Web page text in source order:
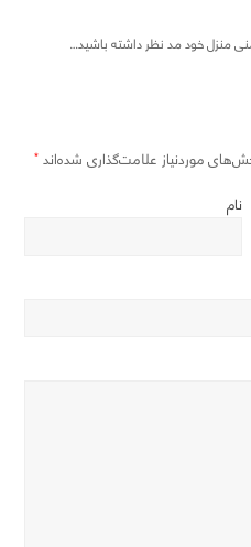
منزل خود مد نظر داشته باشید…
موردنیاز علامت‌گذاری شده‌اند*
نام